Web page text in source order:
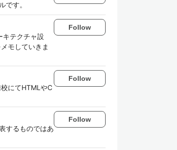
です。
キテクチャ設
モしていきま
Follow
にてHTMLやC
Follow
するものではあ
Follow